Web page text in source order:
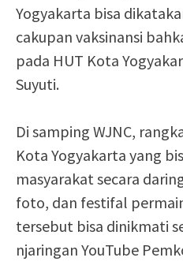
Yogyakarta bisa
cakupan vaksinansi
pada HUT Kota
Suyuti.
Di samping WJNC,
Kota Yogyakarta yang
masyarakat secara
foto, dan festifal
tersebut bisa dinikmati
njaringan YouTube